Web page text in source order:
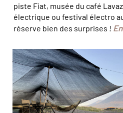
piste Fiat, musée du café
électrique ou festival électro
réserve bien des surprises !
© Valentin Poitte